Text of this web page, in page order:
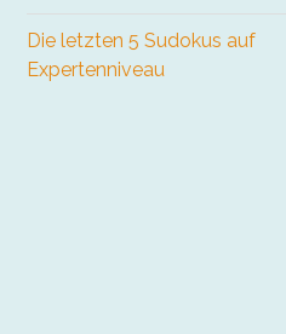
Die letzten 5 Sudokus auf
Expertenniveau